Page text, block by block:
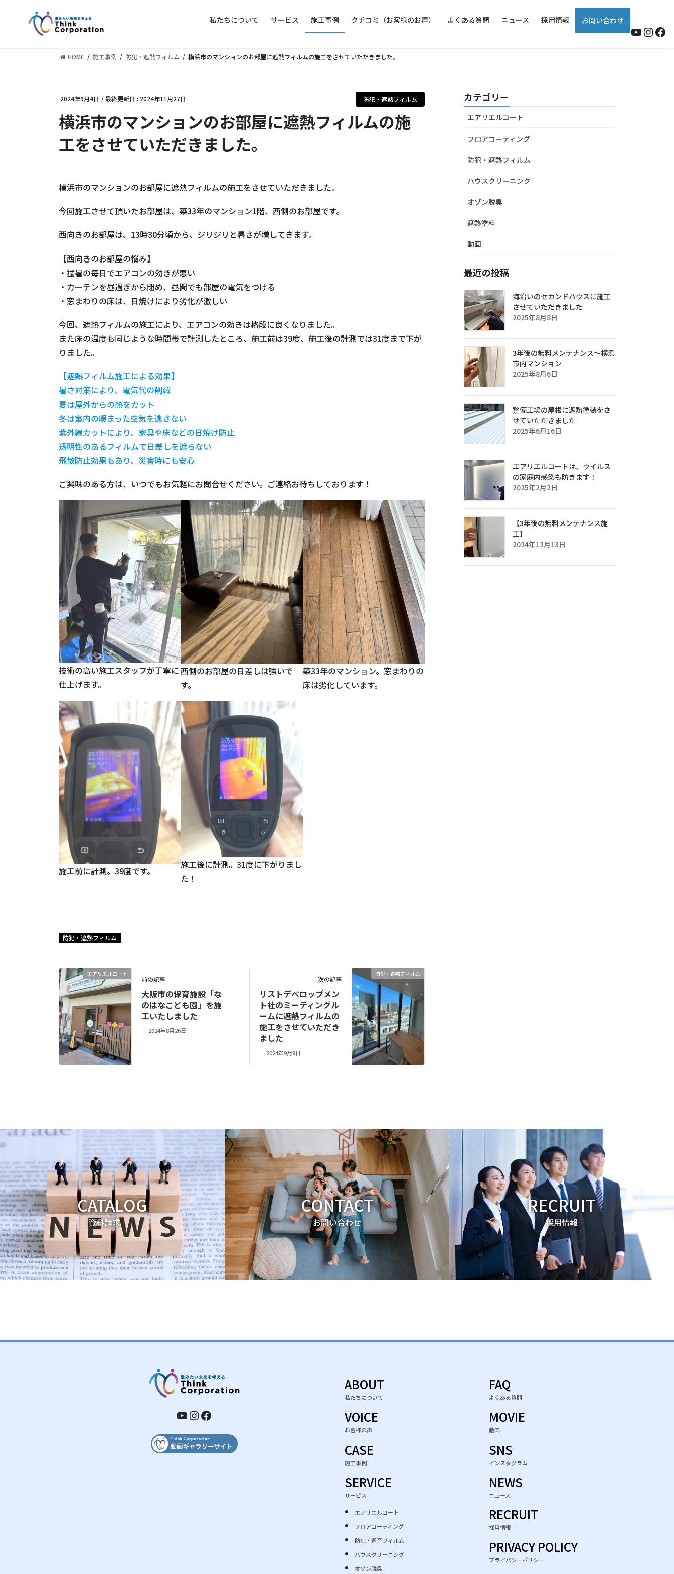
私たちについて サービス 施工事例 クチコミ（お客様のお声） よくある質問 ニュース 採用情報 お問い合わせ
HOME 施工事例 防犯・遮熱フィルム 横浜市のマンションのお部屋に遮熱フィルムの施工をさせていただきました。
2024年9月4日 / 最終更新日 : 2024年11月27日 防犯・遮熱フィルム
横浜市のマンションのお部屋に遮熱フィルムの施
工をさせていただきました。
横浜市のマンションのお部屋に遮熱フィルムの施工をさせていただきました。
今回施工させて頂いたお部屋は、築33年のマンション1階、西側のお部屋です。
西向きのお部屋は、13時30分頃から、ジリジリと暑さが増してきます。
【西向きのお部屋の悩み】
・猛暑の毎日でエアコンの効きが悪い
・カーテンを昼過ぎから閉め、昼間でも部屋の電気をつける
・窓まわりの床は、日焼けにより劣化が激しい
今回、遮熱フィルムの施工により、エアコンの効きは格段に良くなりました。
また床の温度も同じような時間帯で計測したところ、施工前は39度、施工後の計測では31度まで下が
りました。
【遮熱フィルム施工による効果】
暑さ対策により、電気代の削減
夏は屋外からの熱をカット
冬は室内の暖まった空気を逃さない
紫外線カットにより、家具や床などの日焼け防止
透明性のあるフィルムで日差しを遮らない
飛散防止効果もあり、災害時にも安心
ご興味のある方は、いつでもお気軽にお問合せください。ご連絡お待ちしております！
技術の高い施工スタッフが丁寧に
仕上げます。
西側のお部屋の日差しは強いで
す。
築33年のマンション。窓まわりの
床は劣化しています。
施工前に計測。39度です。
施工後に計測。31度に下がりまし
た！
防犯・遮熱フィルム
エアリエルコート
前の記事
大阪市の保育施設「な
のはなこども園」を施
工いたしました
2024年8月26日
防犯・遮熱フィルム
次の記事
リストデベロップメン
ト社のミーティングル
ームに遮熱フィルムの
施工をさせていただき
ました
2024年9月9日
カテゴリー
エアリエルコート
フロアコーティング
防犯・遮熱フィルム
ハウスクリーニング
オゾン脱臭
遮熱塗料
動画
最近の投稿
海沿いのセカンドハウスに施工
させていただきました
2025年8月8日
3年後の無料メンテナンス～横浜
市内マンション
2025年8月6日
整備工場の屋根に遮熱塗装をさ
せていただきました
2025年6月16日
エアリエルコートは、ウイルス
の家庭内感染も防ぎます！
2025年2月2日
【3年後の無料メンテナンス施
工】
2024年12月13日
CATALOG
資料請求
CONTACT
お問い合わせ
RECRUIT
採用情報
YouTube
Instagram
Facebook
ABOUT
私たちについて
VOICE
お客様の声
CASE
施工事例
SERVICE
サービス
エアリエルコート
フロアコーティング
防犯・遮音フィルム
ハウスクリーニング
オゾン脱臭
FAQ
よくある質問
MOVIE
動画
SNS
インスタグラム
NEWS
ニュース
RECRUIT
採用情報
PRIVACY POLICY
プライバシーポリシー